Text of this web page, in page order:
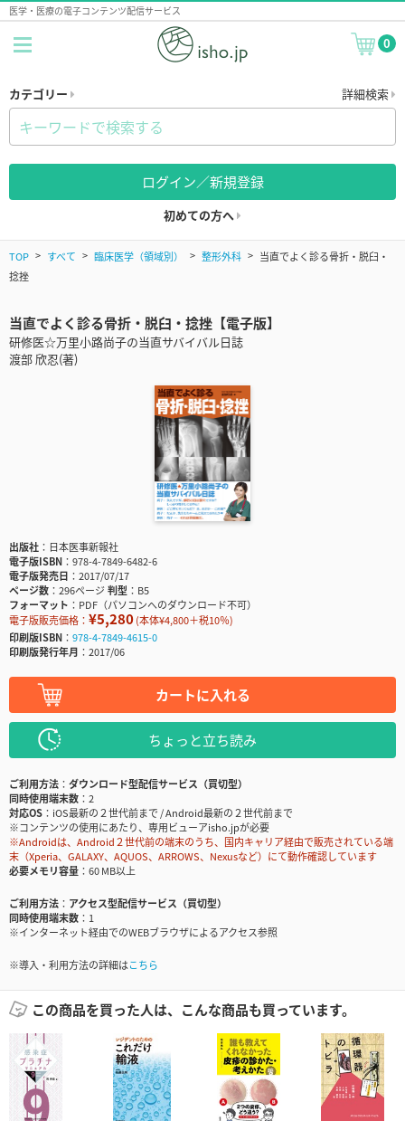
医学・医療の電子コンテンツ配信サービス
0
カテゴリー 詳細検索
ログイン／新規登録
初めての方へ
TOP すべて 臨床医学（領域別） 整形外科
当直でよく診る骨折・脱臼・
捻挫
当直でよく診る骨折・脱臼・捻挫【電子版】
研修医☆万里小路尚子の当直サバイバル日誌
渡部 欣忍(著)
出版社
日本医事新報社
電子版ISBN
978-4-7849-6482-6
電子版発売日
2017/07/17
ページ数
296ページ判型
B5
フォーマット
PDF（パソコンへのダウンロード不可）
電子版販売価格： ¥5,280(本体¥4,800＋税10％)
印刷版ISBN
978-4-7849-4615-0
印刷版発行年月
2017/06
カートに入れる
ちょっと立ち読み
ご利用方法
ダウンロード型配信サービス（買切型）
同時使用端末数
2
対応OS
iOS最新の２世代前まで / Android最新の２世代前まで
※コンテンツの使用にあたり、専用ビューアisho.jpが必要
※Androidは、Android２世代前の端末のうち、国内キャリア経由で販売されている端
末（Xperia、GALAXY、AQUOS、ARROWS、Nexusなど）にて動作確認しています
必要メモリ容量
60 MB以上
ご利用方法
アクセス型配信サービス（買切型）
同時使用端末数
1
※インターネット経由でのWEBブラウザによるアクセス参照
※導入・利用方法の詳細はこちら
この商品を買った人は、こんな商品も買っています。